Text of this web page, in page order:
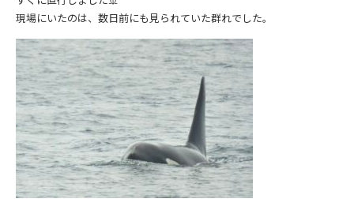
現場にいたのは、数日前にも見られていた群れでした。